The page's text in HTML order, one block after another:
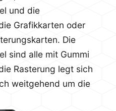
und die
Grafikkarten oder
Die
sind alle mit Gummi
Rasterung legt sich
weitgehend um die